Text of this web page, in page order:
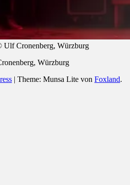
Ulf Cronenberg, Würzburg
Würzburg
| Theme: Munsa Lite von Foxland.